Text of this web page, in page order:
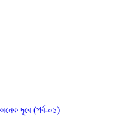
দূরে (পর্ব-০১)